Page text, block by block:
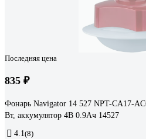
Последняя цена
835 ₽
Фонарь Navigator 14 527 NPT-CA17-
Вт, аккумулятор 4В 0.9Ач 14527
4.1(8)